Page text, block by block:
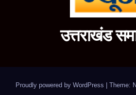
उत्तराखंड
Proudly powered by WordPress Theme: